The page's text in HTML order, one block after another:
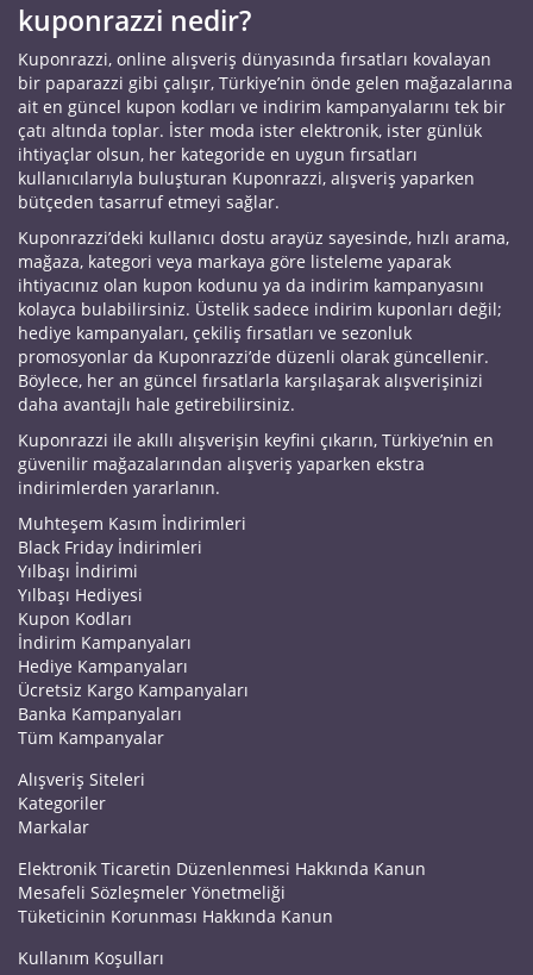
kuponrazzi nedir?
Kuponrazzi, online alışveriş dünyasında fırsatları kovalayan
bir paparazzi gibi çalışır, Türkiye’nin önde gelen mağazalarına
ait en güncel kupon kodları ve indirim kampanyalarını tek bir
çatı altında toplar. İster moda ister elektronik, ister günlük
ihtiyaçlar olsun, her kategoride en uygun fırsatları
kullanıcılarıyla buluşturan Kuponrazzi, alışveriş yaparken
bütçeden tasarruf etmeyi sağlar.
Kuponrazzi’deki kullanıcı dostu arayüz sayesinde, hızlı arama,
mağaza, kategori veya markaya göre listeleme yaparak
ihtiyacınız olan kupon kodunu ya da indirim kampanyasını
kolayca bulabilirsiniz. Üstelik sadece indirim kuponları değil;
hediye kampanyaları, çekiliş fırsatları ve sezonluk
promosyonlar da Kuponrazzi’de düzenli olarak güncellenir.
Böylece, her an güncel fırsatlarla karşılaşarak alışverişinizi
daha avantajlı hale getirebilirsiniz.
Kuponrazzi ile akıllı alışverişin keyfini çıkarın, Türkiye’nin en
güvenilir mağazalarından alışveriş yaparken ekstra
indirimlerden yararlanın.
Muhteşem Kasım İndirimleri
Black Friday İndirimleri
Yılbaşı İndirimi
Yılbaşı Hediyesi
Kupon Kodları
İndirim Kampanyaları
Hediye Kampanyaları
Ücretsiz Kargo Kampanyaları
Banka Kampanyaları
Tüm Kampanyalar
Alışveriş Siteleri
Kategoriler
Markalar
Elektronik Ticaretin Düzenlenmesi Hakkında Kanun
Mesafeli Sözleşmeler Yönetmeliği
Tüketicinin Korunması Hakkında Kanun
Kullanım Koşulları